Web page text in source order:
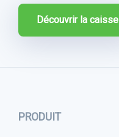
Découvrir la caisse
PRODUIT